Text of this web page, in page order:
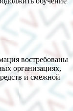
востребованы
организациях,
и смежной